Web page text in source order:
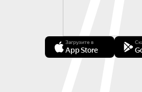
Загрузите в
App Store